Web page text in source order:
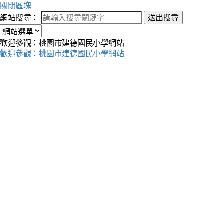
關閉區塊
網站搜尋：
送出搜尋
歡迎參觀：桃園市建德國民小學網站
歡迎參觀：桃園市建德國民小學網站